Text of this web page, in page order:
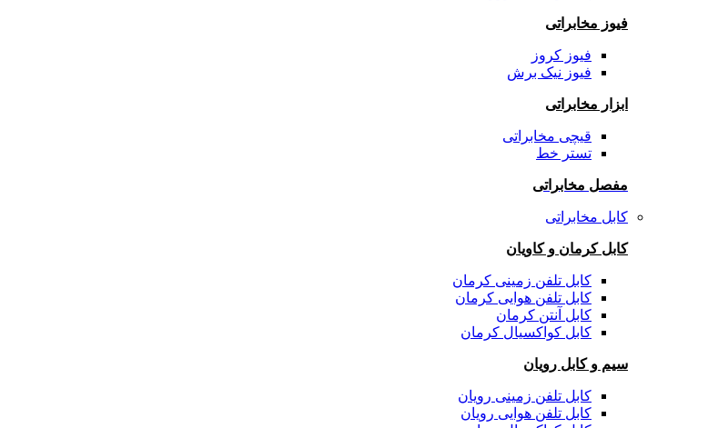
فیوز مخابراتی
فیوز کروز
فیوز نیک برش
ابزار مخابراتی
قیچی مخابراتی
تستر خط
مفصل مخابراتی
کابل مخابراتی
کابل کرمان و کاویان
کابل تلفن زمینی کرمان
کابل تلفن هوایی کرمان
کابل آنتن کرمان
کابل کواکسیال کرمان
سیم و کابل رویان
کابل تلفن زمینی رویان
کابل تلفن هوایی رویان